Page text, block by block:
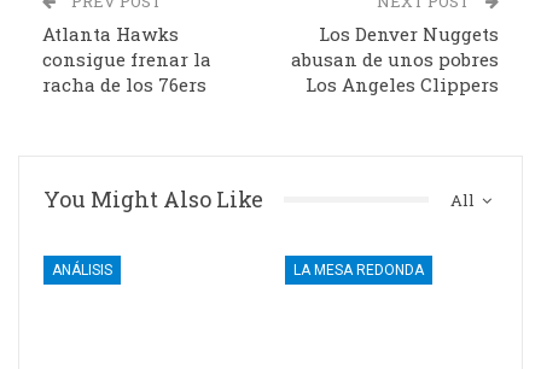
Atlanta Hawks
consigue frenar la
racha de los 76ers
Los Denver Nuggets
abusan de unos pobres
Los Angeles Clippers
All
You Might Also Like
ANÁLISIS LA MESA REDONDA